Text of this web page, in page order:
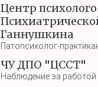
Центр
Ганнушкина
Патопсихолог-
ЧУ ДПО "ЦССТ"
Наблюдение за